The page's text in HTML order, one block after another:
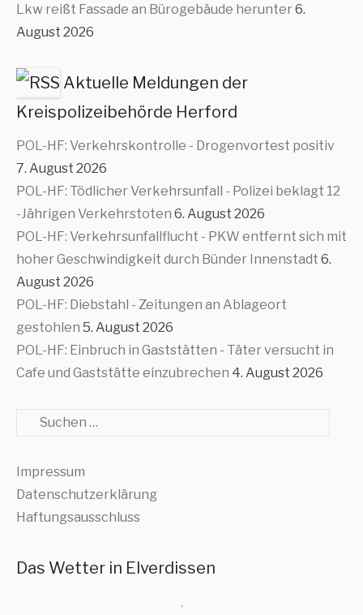
Lkw reißt Fassade an Bürogebäude herunter6.
August 2026
Aktuelle Meldungen der
Kreispolizeibehörde Herford
POL-HF: Verkehrskontrolle - Drogenvortest positiv
7. August 2026
POL-HF: Tödlicher Verkehrsunfall - Polizei beklagt 12
-Jährigen Verkehrstoten 6. August 2026
POL-HF: Verkehrsunfallflucht - PKW entfernt sich mit
hoher Geschwindigkeit durch Bünder Innenstadt 6.
August 2026
POL-HF: Diebstahl - Zeitungen an Ablageort
gestohlen 5. August 2026
POL-HF: Einbruch in Gaststätten - Täter versucht in
Cafe und Gaststätte einzubrechen 4. August 2026
Suche
Impressum
Datenschutzerklärung
Haftungsausschluss
Das Wetter in Elverdissen